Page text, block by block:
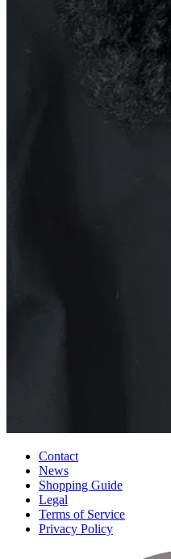
Contact
News
Shopping Guide
Legal
Terms of Service
Privacy Policy